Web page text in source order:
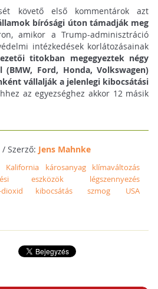
követő első kommentárok azt
bírósági úton támadják meg
amikor a Trump-adminisztráció
intézkedések korlátozásainak
titokban megegyeztek négy
(BMW, Ford, Honda, Volkswagen)
vállalják a jelenlegi kibocsátási
az egyezséghez akkor 12 másik
/ Szerző: Jens Mahnke
Kalifornia károsanyag
klímaváltozás
eszközök
légszennyezés
dioxid kibocsátás szmog
USA